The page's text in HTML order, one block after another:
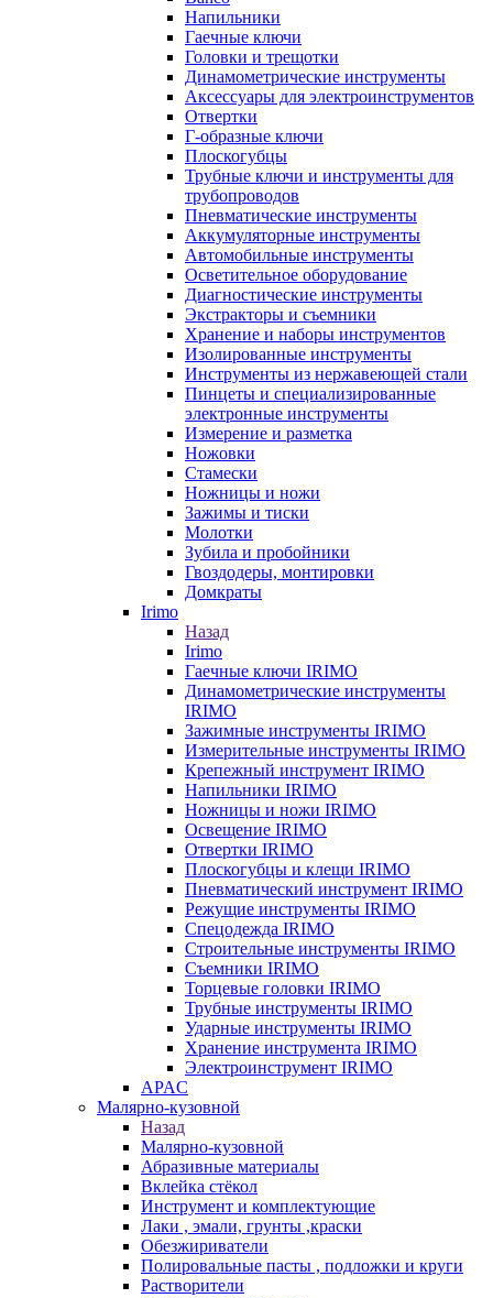
Напильники
Гаечные ключи
Головки и трещотки
Динамометрические инструменты
Аксессуары для электроинструментов
Отвертки
Г-образные ключи
Плоскогубцы
Трубные ключи и инструменты для
трубопроводов
Пневматические инструменты
Аккумуляторные инструменты
Автомобильные инструменты
Осветительное оборудование
Диагностические инструменты
Экстракторы и съемники
Хранение и наборы инструментов
Изолированные инструменты
Инструменты из нержавеющей стали
Пинцеты и специализированные
электронные инструменты
Измерение и разметка
Ножовки
Стамески
Ножницы и ножи
Зажимы и тиски
Молотки
Зубила и пробойники
Гвоздодеры, монтировки
Домкраты
Irimo
Назад
Irimo
Гаечные ключи IRIMO
Динамометрические инструменты
IRIMO
Зажимные инструменты IRIMO
Измерительные инструменты IRIMO
Крепежный инструмент IRIMO
Напильники IRIMO
Ножницы и ножи IRIMO
Освещение IRIMO
Отвертки IRIMO
Плоскогубцы и клещи IRIMO
Пневматический инструмент IRIMO
Режущие инструменты IRIMO
Спецодежда IRIMO
Строительные инструменты IRIMO
Съемники IRIMO
Торцевые головки IRIMO
Трубные инструменты IRIMO
Ударные инструменты IRIMO
Хранение инструмента IRIMO
Электроинструмент IRIMO
APAC
Малярно-кузовной
Назад
Малярно-кузовной
Абразивные материалы
Вклейка стёкол
Инструмент и комплектующие
Лаки , эмали, грунты ,краски
Обезжириватели
Полировальные пасты , подложки и круги
Растворители